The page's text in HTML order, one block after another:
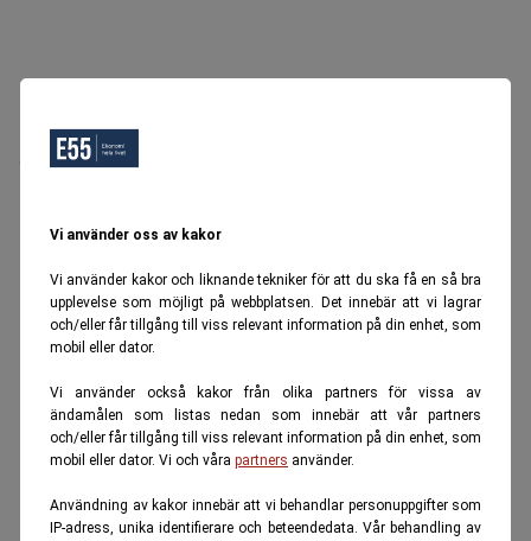
Vi använder oss av kakor
Vi använder kakor och liknande tekniker för att du ska få en så bra
upplevelse som möjligt på webbplatsen. Det innebär att vi lagrar
och/eller får tillgång till viss relevant information på din enhet, som
mobil eller dator.
Vi använder också kakor från olika partners för vissa av
ändamålen som listas nedan som innebär att vår partners
och/eller får tillgång till viss relevant information på din enhet, som
mobil eller dator. Vi och våra partners använder.
Användning av kakor innebär att vi behandlar personuppgifter som
IP-adress, unika identifierare och beteendedata. Vår behandling av
Oops, Ett fel inträffade.